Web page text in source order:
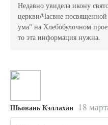
Недавно увидела икону
церкви/Часвне
ума" на Хлебобулочном
то эта информация нужна.
Шьовань Кэллахан 18